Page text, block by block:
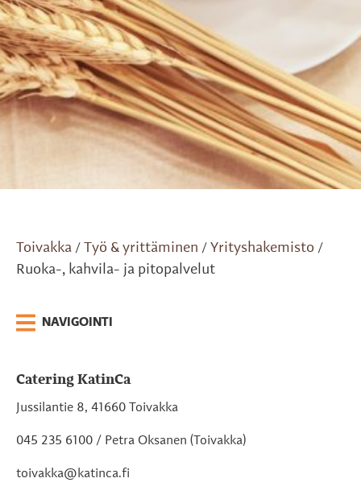
Toivakka / Työ & yrittäminen / Yrityshakemisto /
Ruoka-, kahvila- ja pitopalvelut
NAVIGOINTI
Catering KatinCa
Jussilantie 8, 41660 Toivakka
045 235 6100 / Petra Oksanen (Toivakka)
toivakka@katinca.fi